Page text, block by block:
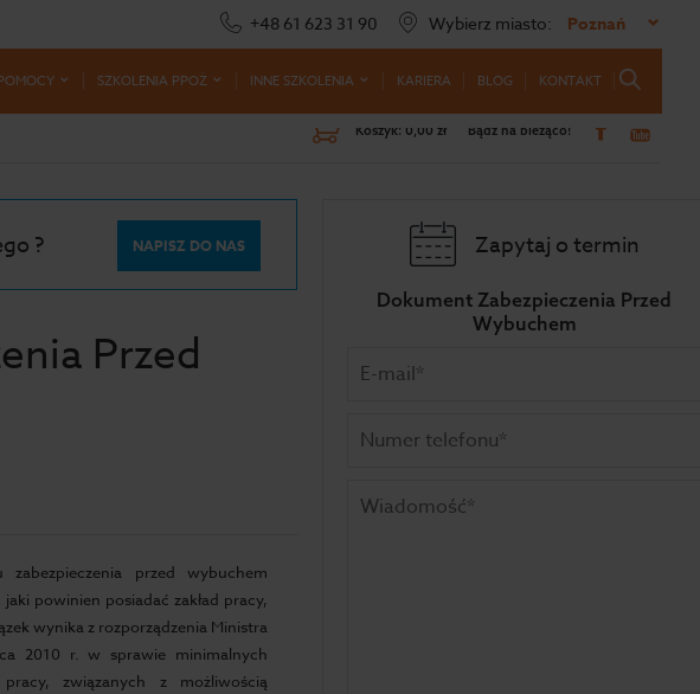
+48 61 623 31 90 Wybierz miasto: Poznań
SZKOLENIA PPOŻ INNE SZKOLENIA KARIERA BLOG KONTAKT
Koszyk: 0,00 zł Bądź na bieżąco!
? NAPISZ DO NAS
Przed
przed wybuchem
powinien posiadać zakład pracy,
wynika z rozporządzenia Ministra
2010 r. w sprawie minimalnych
związanych z możliwością
Zapytaj o termin
Dokument Zabezpieczenia Przed
Wybuchem